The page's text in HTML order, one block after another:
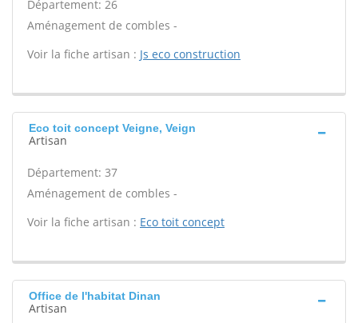
Département: 26
Aménagement de combles -
Voir la fiche artisan : Js eco construction
Eco toit concept Veigne, Veign
Artisan
Département: 37
Aménagement de combles -
Voir la fiche artisan : Eco toit concept
Office de l'habitat Dinan
Artisan